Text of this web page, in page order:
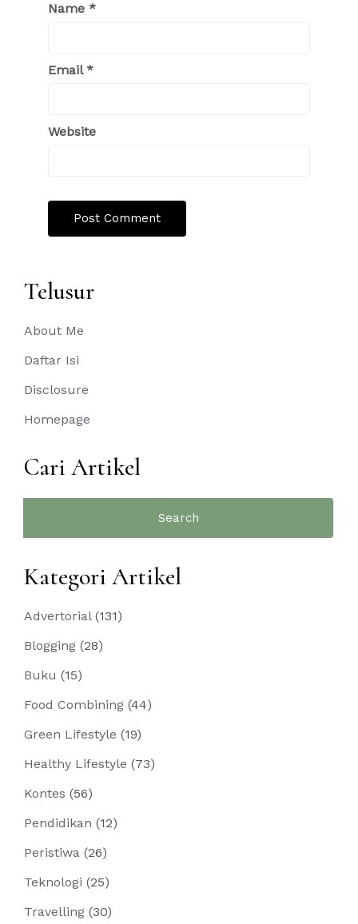
Name *
Email*
Website
Telusur
About Me
Daftar Isi
Disclosure
Homepage
Cari Artikel
Kategori Artikel
Advertorial(131)
Blogging (28)
Buku (15)
Food Combining (44)
Green Lifestyle (19)
Healthy Lifestyle (73)
Kontes (56)
Pendidikan (12)
Peristiwa (26)
Teknologi (25)
Travelling (30)